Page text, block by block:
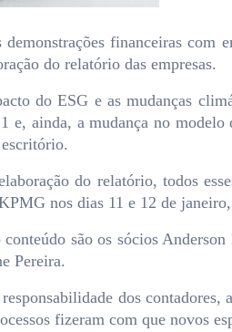
demonstrações financeiras
do relatório das empresas.
do ESG e as mudanças
e, ainda, a mudança no
do relatório, todos
nos dias 11 e 12 de
conteúdo são os sócios
Pereira.
dos
fizeram com que novos